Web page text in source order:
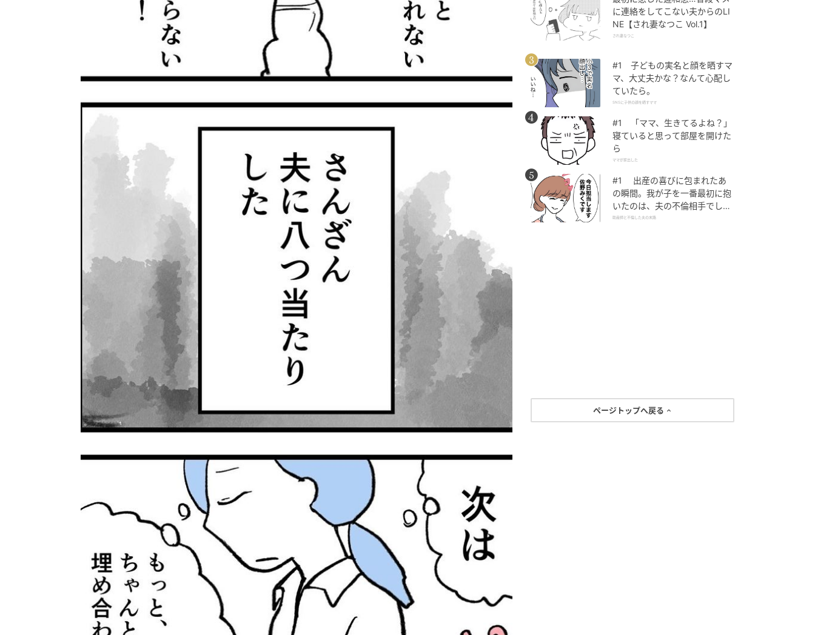
に連絡をしてこない夫からのLI
NE【され妻なつこ Vol.1】
され妻なつこ
#1 子どもの実名と顔を晒すマ
マ、大丈夫かな？なんて心配し
ていたら。
SNSに子供の顔を晒すママ
#1 「ママ、生きてるよね？」
寝ていると思って部屋を開けた
ら
ママが家出した
#1 出産の喜びに包まれたあ
の瞬間。我が子を一番最初に抱
いたのは、夫の不倫相手でし
た。
助産師と不倫した夫の末路
ページトップへ戻る